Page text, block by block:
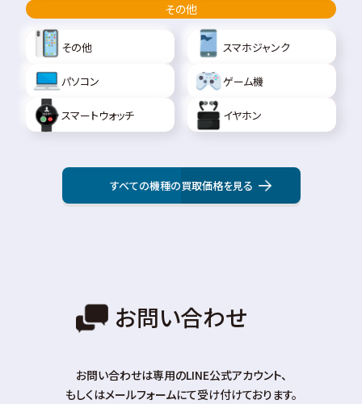
その他
その他 スマホジャンク
パソコン ゲーム機
スマートウォッチ イヤホン
すべての機種の買取価格を見る
お問い合わせ
お問い合わせは専⽤のLINE公式アカウント、
もしくはメールフォームにて受け付けております。